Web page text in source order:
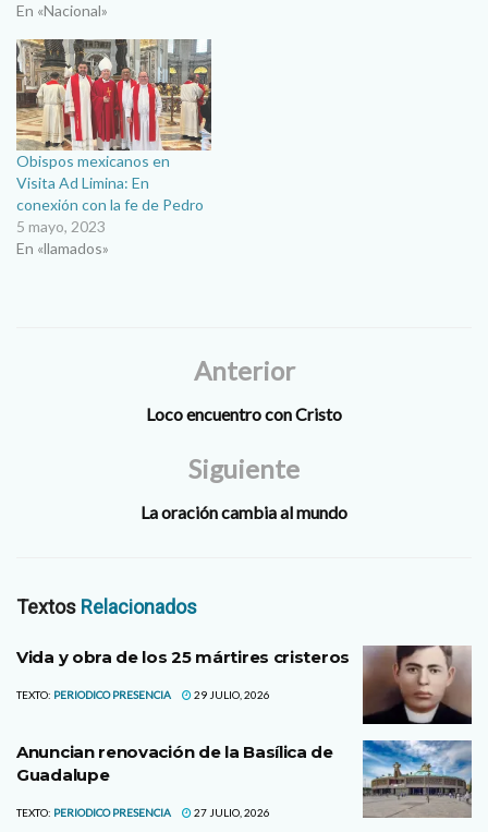
centésima asamblea plenaria
Francisco a México. Al
celebrar la Santa Eucaristía a
los pies de la Virgen Morena,
…
En «Nacional»
Obispos mexicanos en
Visita Ad Limina: En
conexión con la fe de Pedro
5 mayo, 2023
En «llamados»
Anterior
Loco encuentro con Cristo
Siguiente
La oración cambia al mundo
Textos Relacionados
Vida y obra de los 25 mártires cristeros
TEXTO: PERIODICO PRESENCIA 29 JULIO, 2026
Anuncian renovación de la Basílica de
Guadalupe
TEXTO: PERIODICO PRESENCIA 27 JULIO, 2026